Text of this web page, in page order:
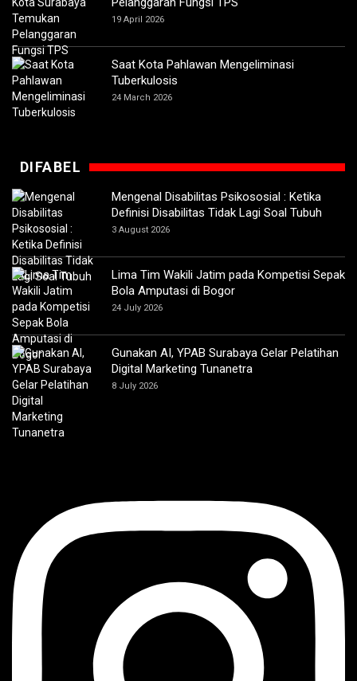
19 April 2026
Saat Kota Pahlawan Mengeliminasi
Tuberkulosis
24 March 2026
DIFABEL
Mengenal Disabilitas Psikososial : Ketika
Definisi Disabilitas Tidak Lagi Soal Tubuh
3 August 2026
Lima Tim Wakili Jatim pada Kompetisi Sepak
Bola Amputasi di Bogor
24 July 2026
Gunakan AI, YPAB Surabaya Gelar Pelatihan
Digital Marketing Tunanetra
8 July 2026